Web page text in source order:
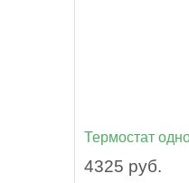
Термостат
4325 руб.